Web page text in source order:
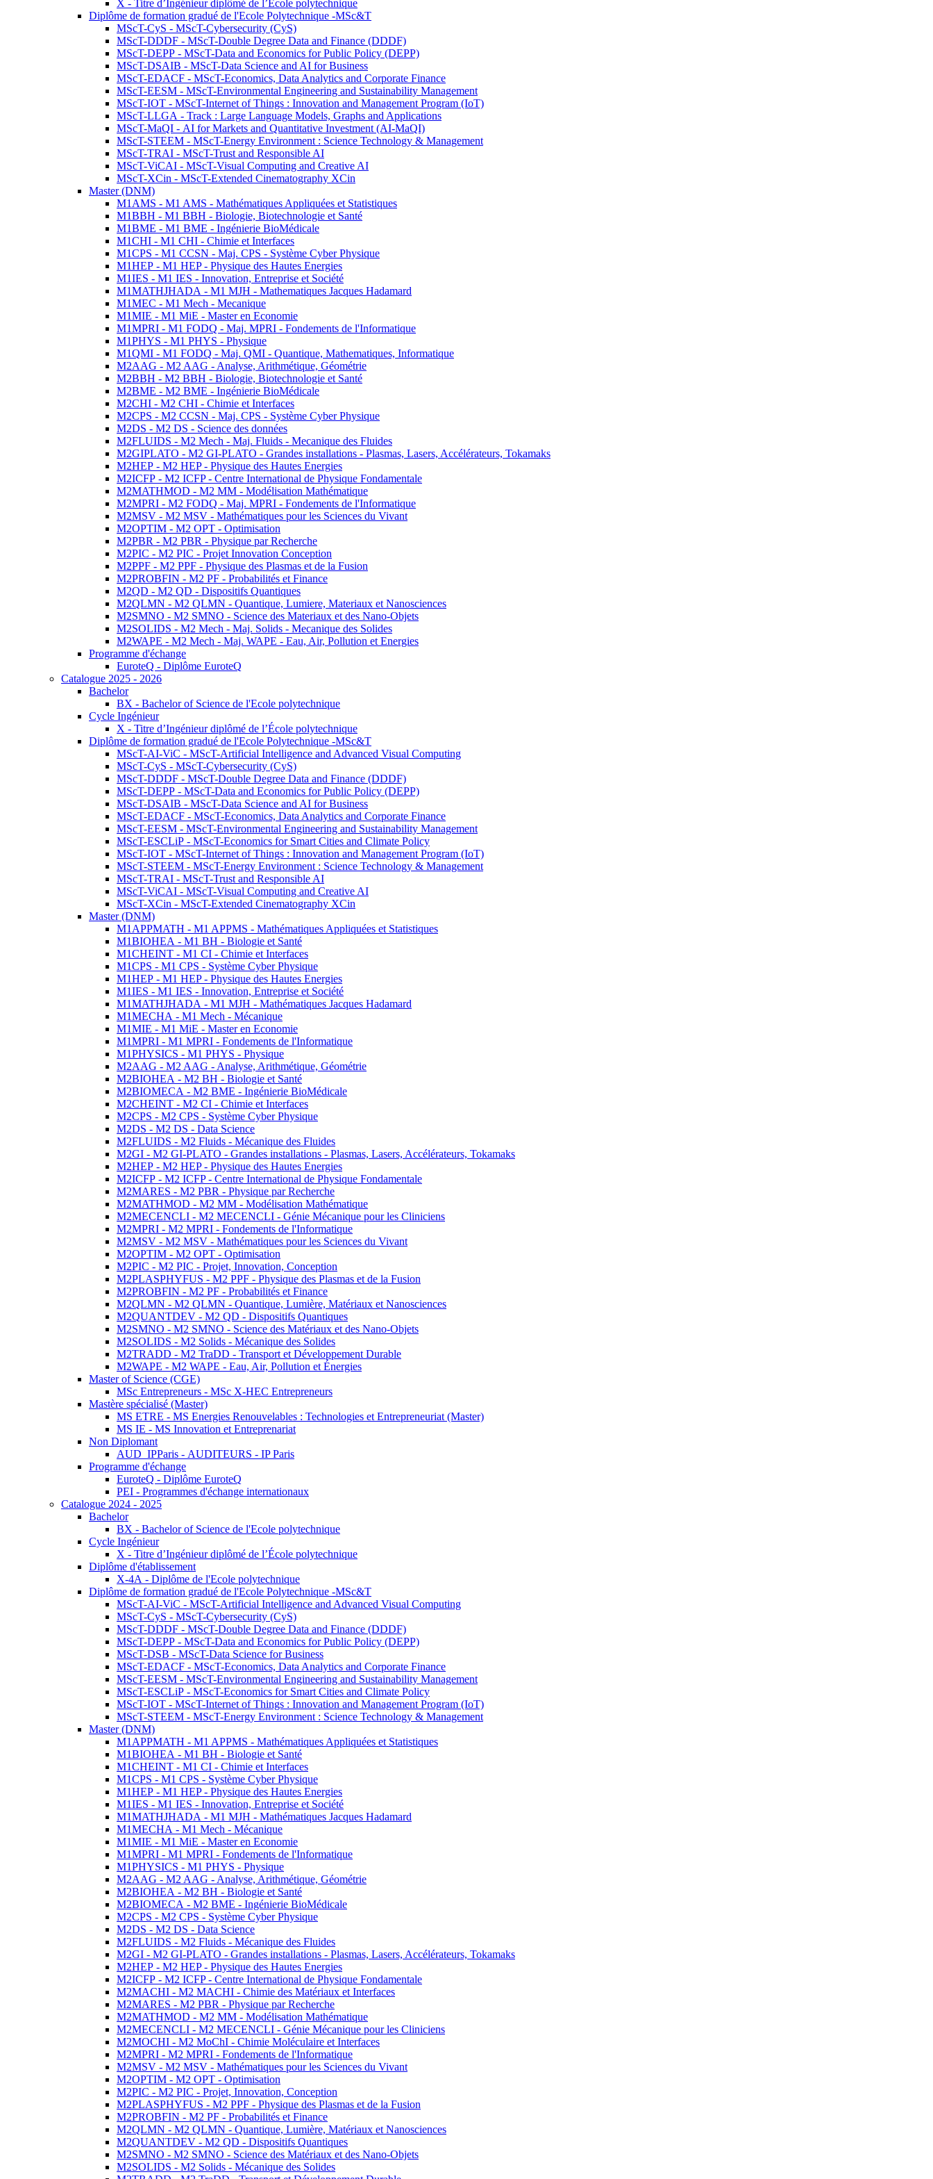
X - Titre d’Ingénieur diplômé de l’École polytechnique
Diplôme de formation gradué de l'Ecole Polytechnique -MSc&T
MScT-CyS - MScT-Cybersecurity (CyS)
MScT-DDDF - MScT-Double Degree Data and Finance (DDDF)
MScT-DEPP - MScT-Data and Economics for Public Policy (DEPP)
MScT-DSAIB - MScT-Data Science and AI for Business
MScT-EDACF - MScT-Economics, Data Analytics and Corporate Finance
MScT-EESM - MScT-Environmental Engineering and Sustainability Management
MScT-IOT - MScT-Internet of Things : Innovation and Management Program (IoT)
MScT-LLGA - Track : Large Language Models, Graphs and Applications
MScT-MaQI - AI for Markets and Quantitative Investment (AI-MaQI)
MScT-STEEM - MScT-Energy Environment : Science Technology & Management
MScT-TRAI - MScT-Trust and Responsible AI
MScT-ViCAI - MScT-Visual Computing and Creative AI
MScT-XCin - MScT-Extended Cinematography XCin
Master (DNM)
M1AMS - M1 AMS - Mathématiques Appliquées et Statistiques
M1BBH - M1 BBH - Biologie, Biotechnologie et Santé
M1BME - M1 BME - Ingénierie BioMédicale
M1CHI - M1 CHI - Chimie et Interfaces
M1CPS - M1 CCSN - Maj. CPS - Système Cyber Physique
M1HEP - M1 HEP - Physique des Hautes Energies
M1IES - M1 IES - Innovation, Entreprise et Société
M1MATHJHADA - M1 MJH - Mathematiques Jacques Hadamard
M1MEC - M1 Mech - Mecanique
M1MIE - M1 MiE - Master en Economie
M1MPRI - M1 FODQ - Maj. MPRI - Fondements de l'Informatique
M1PHYS - M1 PHYS - Physique
M1QMI - M1 FODQ - Maj. QMI - Quantique, Mathematiques, Informatique
M2AAG - M2 AAG - Analyse, Arithmétique, Géométrie
M2BBH - M2 BBH - Biologie, Biotechnologie et Santé
M2BME - M2 BME - Ingénierie BioMédicale
M2CHI - M2 CHI - Chimie et Interfaces
M2CPS - M2 CCSN - Maj. CPS - Système Cyber Physique
M2DS - M2 DS - Science des données
M2FLUIDS - M2 Mech - Maj. Fluids - Mecanique des Fluides
M2GIPLATO - M2 GI-PLATO - Grandes installations - Plasmas, Lasers, Accélérateurs, Tokamaks
M2HEP - M2 HEP - Physique des Hautes Energies
M2ICFP - M2 ICFP - Centre International de Physique Fondamentale
M2MATHMOD - M2 MM - Modélisation Mathématique
M2MPRI - M2 FODQ - Maj. MPRI - Fondements de l'Informatique
M2MSV - M2 MSV - Mathématiques pour les Sciences du Vivant
M2OPTIM - M2 OPT - Optimisation
M2PBR - M2 PBR - Physique par Recherche
M2PIC - M2 PIC - Projet Innovation Conception
M2PPF - M2 PPF - Physique des Plasmas et de la Fusion
M2PROBFIN - M2 PF - Probabilités et Finance
M2QD - M2 QD - Dispositifs Quantiques
M2QLMN - M2 QLMN - Quantique, Lumiere, Materiaux et Nanosciences
M2SMNO - M2 SMNO - Science des Materiaux et des Nano-Objets
M2SOLIDS - M2 Mech - Maj. Solids - Mecanique des Solides
M2WAPE - M2 Mech - Maj. WAPE - Eau, Air, Pollution et Energies
Programme d'échange
EuroteQ - Diplôme EuroteQ
Catalogue 2025 - 2026
Bachelor
BX - Bachelor of Science de l'Ecole polytechnique
Cycle Ingénieur
X - Titre d’Ingénieur diplômé de l’École polytechnique
Diplôme de formation gradué de l'Ecole Polytechnique -MSc&T
MScT-AI-ViC - MScT-Artificial Intelligence and Advanced Visual Computing
MScT-CyS - MScT-Cybersecurity (CyS)
MScT-DDDF - MScT-Double Degree Data and Finance (DDDF)
MScT-DEPP - MScT-Data and Economics for Public Policy (DEPP)
MScT-DSAIB - MScT-Data Science and AI for Business
MScT-EDACF - MScT-Economics, Data Analytics and Corporate Finance
MScT-EESM - MScT-Environmental Engineering and Sustainability Management
MScT-ESCLiP - MScT-Economics for Smart Cities and Climate Policy
MScT-IOT - MScT-Internet of Things : Innovation and Management Program (IoT)
MScT-STEEM - MScT-Energy Environment : Science Technology & Management
MScT-TRAI - MScT-Trust and Responsible AI
MScT-ViCAI - MScT-Visual Computing and Creative AI
MScT-XCin - MScT-Extended Cinematography XCin
Master (DNM)
M1APPMATH - M1 APPMS - Mathématiques Appliquées et Statistiques
M1BIOHEA - M1 BH - Biologie et Santé
M1CHEINT - M1 CI - Chimie et Interfaces
M1CPS - M1 CPS - Système Cyber Physique
M1HEP - M1 HEP - Physique des Hautes Energies
M1IES - M1 IES - Innovation, Entreprise et Société
M1MATHJHADA - M1 MJH - Mathématiques Jacques Hadamard
M1MECHA - M1 Mech - Mécanique
M1MIE - M1 MiE - Master en Economie
M1MPRI - M1 MPRI - Fondements de l'Informatique
M1PHYSICS - M1 PHYS - Physique
M2AAG - M2 AAG - Analyse, Arithmétique, Géométrie
M2BIOHEA - M2 BH - Biologie et Santé
M2BIOMECA - M2 BME - Ingénierie BioMédicale
M2CHEINT - M2 CI - Chimie et Interfaces
M2CPS - M2 CPS - Système Cyber Physique
M2DS - M2 DS - Data Science
M2FLUIDS - M2 Fluids - Mécanique des Fluides
M2GI - M2 GI-PLATO - Grandes installations - Plasmas, Lasers, Accélérateurs, Tokamaks
M2HEP - M2 HEP - Physique des Hautes Energies
M2ICFP - M2 ICFP - Centre International de Physique Fondamentale
M2MARES - M2 PBR - Physique par Recherche
M2MATHMOD - M2 MM - Modélisation Mathématique
M2MECENCLI - M2 MECENCLI - Génie Mécanique pour les Cliniciens
M2MPRI - M2 MPRI - Fondements de l'Informatique
M2MSV - M2 MSV - Mathématiques pour les Sciences du Vivant
M2OPTIM - M2 OPT - Optimisation
M2PIC - M2 PIC - Projet, Innovation, Conception
M2PLASPHYFUS - M2 PPF - Physique des Plasmas et de la Fusion
M2PROBFIN - M2 PF - Probabilités et Finance
M2QLMN - M2 QLMN - Quantique, Lumière, Matériaux et Nanosciences
M2QUANTDEV - M2 QD - Dispositifs Quantiques
M2SMNO - M2 SMNO - Science des Matériaux et des Nano-Objets
M2SOLIDS - M2 Solids - Mécanique des Solides
M2TRADD - M2 TraDD - Transport et Développement Durable
M2WAPE - M2 WAPE - Eau, Air, Pollution et Énergies
Master of Science (CGE)
MSc Entrepreneurs - MSc X-HEC Entrepreneurs
Mastère spécialisé (Master)
MS ETRE - MS Energies Renouvelables : Technologies et Entrepreneuriat (Master)
MS IE - MS Innovation et Entreprenariat
Non Diplomant
AUD_IPParis - AUDITEURS - IP Paris
Programme d'échange
EuroteQ - Diplôme EuroteQ
PEI - Programmes d'échange internationaux
Catalogue 2024 - 2025
Bachelor
BX - Bachelor of Science de l'Ecole polytechnique
Cycle Ingénieur
X - Titre d’Ingénieur diplômé de l’École polytechnique
Diplôme d'établissement
X-4A - Diplôme de l'Ecole polytechnique
Diplôme de formation gradué de l'Ecole Polytechnique -MSc&T
MScT-AI-ViC - MScT-Artificial Intelligence and Advanced Visual Computing
MScT-CyS - MScT-Cybersecurity (CyS)
MScT-DDDF - MScT-Double Degree Data and Finance (DDDF)
MScT-DEPP - MScT-Data and Economics for Public Policy (DEPP)
MScT-DSB - MScT-Data Science for Business
MScT-EDACF - MScT-Economics, Data Analytics and Corporate Finance
MScT-EESM - MScT-Environmental Engineering and Sustainability Management
MScT-ESCLiP - MScT-Economics for Smart Cities and Climate Policy
MScT-IOT - MScT-Internet of Things : Innovation and Management Program (IoT)
MScT-STEEM - MScT-Energy Environment : Science Technology & Management
Master (DNM)
M1APPMATH - M1 APPMS - Mathématiques Appliquées et Statistiques
M1BIOHEA - M1 BH - Biologie et Santé
M1CHEINT - M1 CI - Chimie et Interfaces
M1CPS - M1 CPS - Système Cyber Physique
M1HEP - M1 HEP - Physique des Hautes Energies
M1IES - M1 IES - Innovation, Entreprise et Société
M1MATHJHADA - M1 MJH - Mathématiques Jacques Hadamard
M1MECHA - M1 Mech - Mécanique
M1MIE - M1 MiE - Master en Economie
M1MPRI - M1 MPRI - Fondements de l'Informatique
M1PHYSICS - M1 PHYS - Physique
M2AAG - M2 AAG - Analyse, Arithmétique, Géométrie
M2BIOHEA - M2 BH - Biologie et Santé
M2BIOMECA - M2 BME - Ingénierie BioMédicale
M2CPS - M2 CPS - Système Cyber Physique
M2DS - M2 DS - Data Science
M2FLUIDS - M2 Fluids - Mécanique des Fluides
M2GI - M2 GI-PLATO - Grandes installations - Plasmas, Lasers, Accélérateurs, Tokamaks
M2HEP - M2 HEP - Physique des Hautes Energies
M2ICFP - M2 ICFP - Centre International de Physique Fondamentale
M2MACHI - M2 MACHI - Chimie des Matériaux et Interfaces
M2MARES - M2 PBR - Physique par Recherche
M2MATHMOD - M2 MM - Modélisation Mathématique
M2MECENCLI - M2 MECENCLI - Génie Mécanique pour les Cliniciens
M2MOCHI - M2 MoChI - Chimie Moléculaire et Interfaces
M2MPRI - M2 MPRI - Fondements de l'Informatique
M2MSV - M2 MSV - Mathématiques pour les Sciences du Vivant
M2OPTIM - M2 OPT - Optimisation
M2PIC - M2 PIC - Projet, Innovation, Conception
M2PLASPHYFUS - M2 PPF - Physique des Plasmas et de la Fusion
M2PROBFIN - M2 PF - Probabilités et Finance
M2QLMN - M2 QLMN - Quantique, Lumière, Matériaux et Nanosciences
M2QUANTDEV - M2 QD - Dispositifs Quantiques
M2SMNO - M2 SMNO - Science des Matériaux et des Nano-Objets
M2SOLIDS - M2 Solids - Mécanique des Solides